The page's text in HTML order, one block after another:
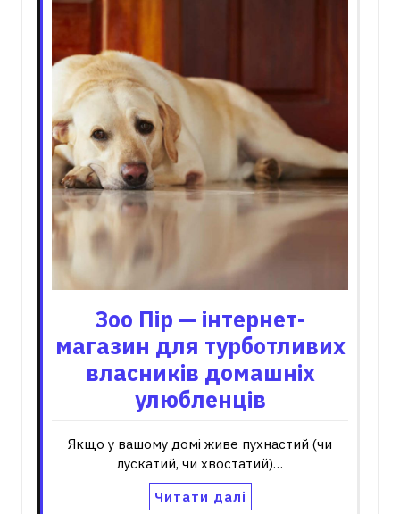
Зоо Пір — інтернет-
магазин для турботливих
власників домашніх
улюбленців
Якщо у вашому домі живе пухнастий (чи
лускатий, чи хвостатий)…
Читати далі